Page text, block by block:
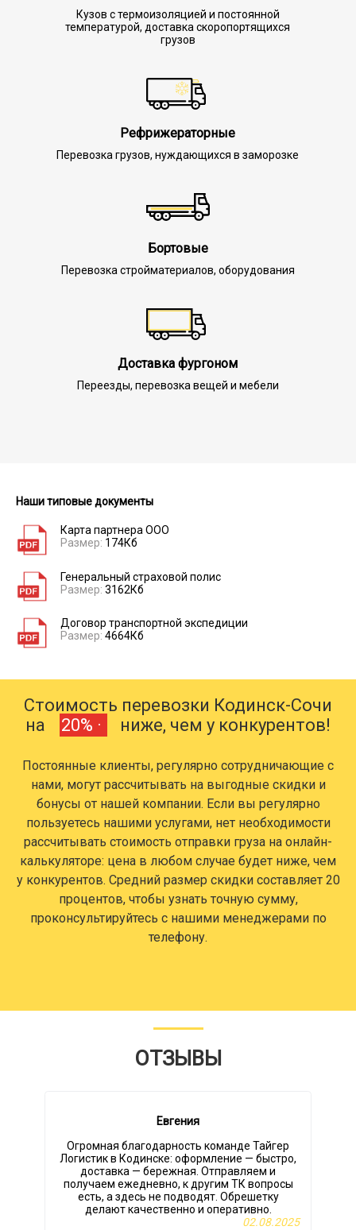
Кузов с термоизоляцией и постоянной
температурой, доставка скоропортящихся
грузов
Рефрижераторные
Перевозка грузов, нуждающихся в заморозке
Бортовые
Перевозка стройматериалов, оборудования
Доставка фургоном
Переезды, перевозка вещей и мебели
Наши типовые документы
Карта партнера ООО
Размер: 174Кб
Генеральный страховой полис
Размер: 3162Кб
Договор транспортной экспедиции
Размер: 4664Кб
Стоимость перевозки Кодинск-Сочи
на
20% · ниже, чем у конкурентов!
Постоянные клиенты, регулярно сотрудничающие с
нами, могут рассчитывать на выгодные скидки и
бонусы от нашей компании. Если вы регулярно
пользуетесь нашими услугами, нет необходимости
рассчитывать стоимость отправки груза на онлайн-
калькуляторе: цена в любом случае будет ниже, чем
у конкурентов. Средний размер скидки составляет 20
процентов, чтобы узнать точную сумму,
проконсультируйтесь с нашими менеджерами по
телефону.
ОТЗЫВЫ
Евгения
Огромная благодарность команде Тайгер
Логистик в Кодинске: оформление — быстро,
доставка — бережная. Отправляем и
получаем ежедневно, к другим ТК вопросы
есть, а здесь не подводят. Обрешетку
делают качественно и оперативно.
02.08.2025